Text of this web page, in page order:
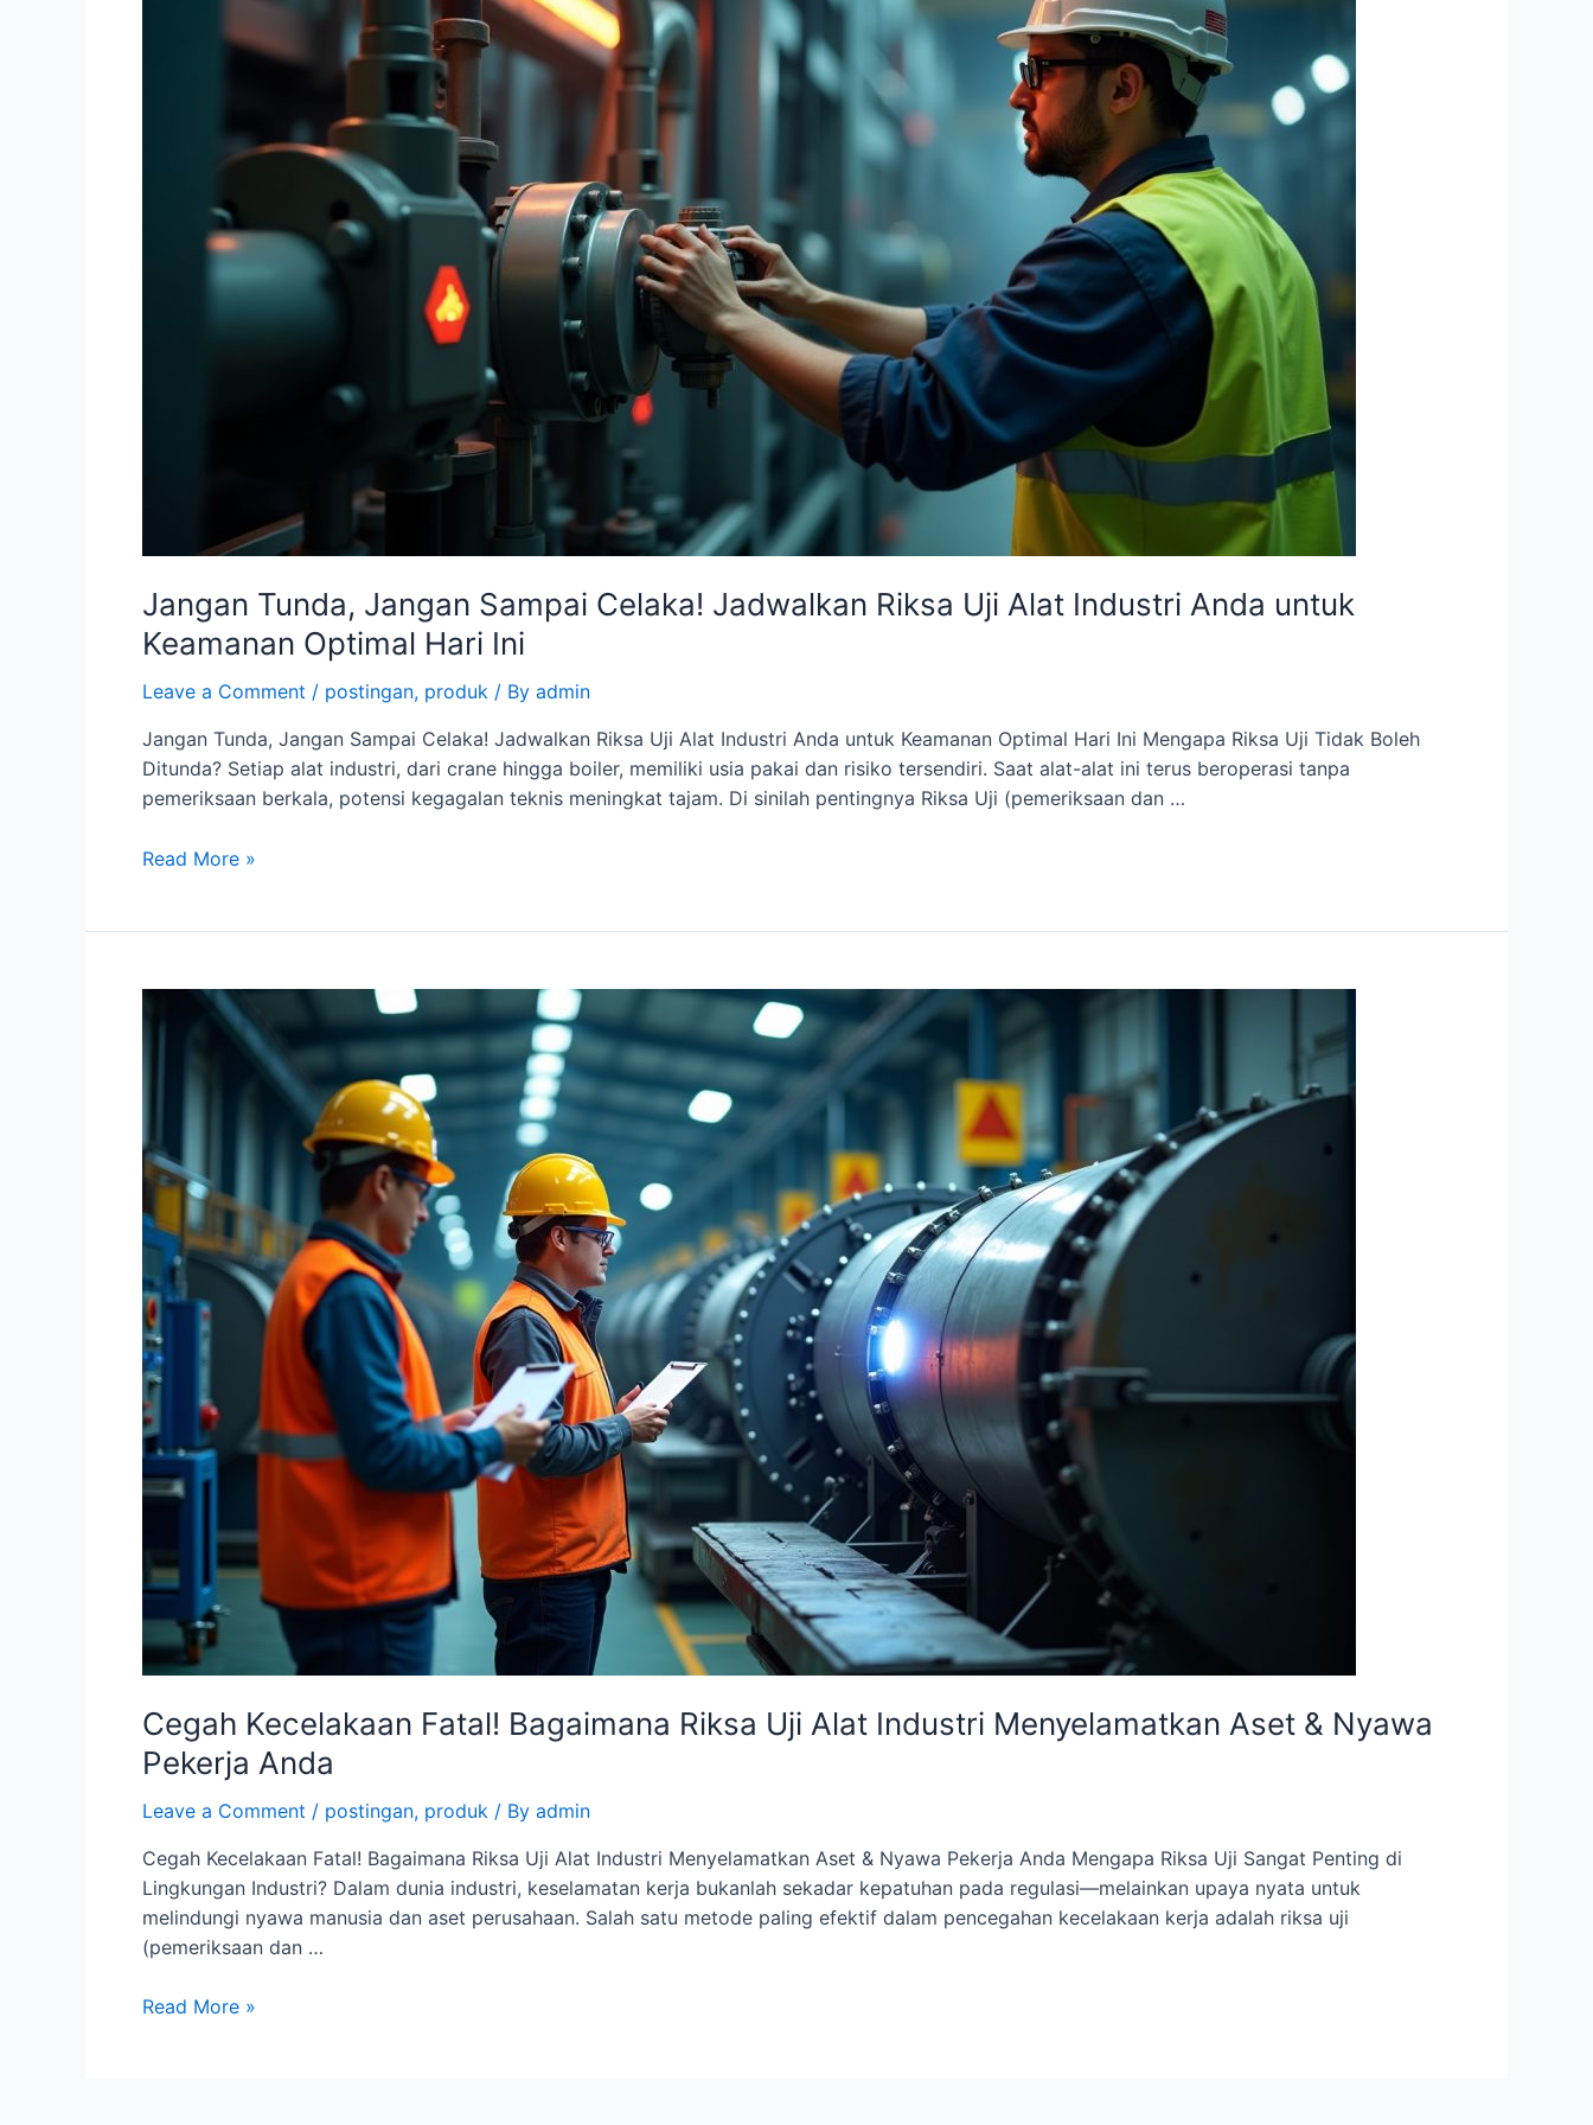
Jangan Tunda, Jangan Sampai Celaka! Jadwalkan Riksa Uji Alat Industri Anda untuk
Keamanan Optimal Hari Ini
Leave a Comment / postingan, produk / By admin
Jangan Tunda, Jangan Sampai Celaka! Jadwalkan Riksa Uji Alat Industri Anda untuk Keamanan Optimal Hari Ini Mengapa Riksa Uji Tidak Boleh
Ditunda? Setiap alat industri, dari crane hingga boiler, memiliki usia pakai dan risiko tersendiri. Saat alat-alat ini terus beroperasi tanpa
pemeriksaan berkala, potensi kegagalan teknis meningkat tajam. Di sinilah pentingnya Riksa Uji (pemeriksaan dan …
Keamanan
Read More »
Cegah Kecelakaan Fatal! Bagaimana Riksa Uji Alat Industri Menyelamatkan Aset & Nyawa
Pekerja Anda
Leave a Comment / postingan, produk / By admin
Cegah Kecelakaan Fatal! Bagaimana Riksa Uji Alat Industri Menyelamatkan Aset & Nyawa Pekerja Anda Mengapa Riksa Uji Sangat Penting di
Lingkungan Industri? Dalam dunia industri, keselamatan kerja bukanlah sekadar kepatuhan pada regulasi—melainkan upaya nyata untuk
melindungi nyawa manusia dan aset perusahaan. Salah satu metode paling efektif dalam pencegahan kecelakaan kerja adalah riksa uji
(pemeriksaan dan …
Kecelakaan
Bagaimana
Uji
Alat
Industri
Menyelamatkan
Aset
&
Nyawa
Pekerja
Anda
Read More »